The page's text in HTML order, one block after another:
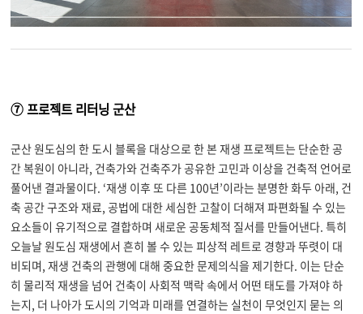
⑦ 프로젝트 리터닝 군산
군산 원도심의 한 도시 블록을 대상으로 한 본 재생 프로젝트는 단순한 공
간 복원이 아니라, 건축가와 건축주가 공유한 고민과 이상을 건축적 언어로
풀어낸 결과물이다. ‘재생 이후 또 다른 100년’이라는 분명한 화두 아래, 건
축 공간 구조와 재료,공법에 대한 세심한 고찰이 더해져 파편화될 수 있는
요소들이 유기적으로 결합하며 새로운 공동체적 질서를 만들어낸다.특히
오늘날 원도심 재생에서 흔히 볼 수 있는 피상적 레트로 경향과 뚜렷이 대
비되며,재생 건축의 관행에 대해 중요한 문제의식을 제기한다. 이는 단순
히 물리적 재생을 넘어 건축이 사회적 맥락 속에서 어떤 태도를 가져야 하
는지, 더 나아가 도시의 기억과 미래를 연결하는 실천이 무엇인지 묻는 의